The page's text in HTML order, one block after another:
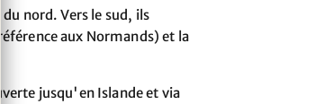
nord. Vers le sud, ils
aux Normands) et la
jusqu'en Islande et via